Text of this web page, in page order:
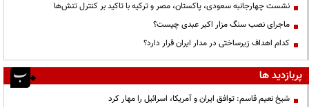
نشست چهارجانبه سعودی، پاکستان، مصر و ترکیه با تاکید بر کنترل تنش‌ها
ماجرای نصب سنگ مزار اکبر عبدی چیست؟
کدام اهداف زیرساختی در مدار ایران قرار دارد؟
پربازدید ها
شیخ نعیم قاسم: توافق ایران و آمریکا، اسرائیل را مهار کرد